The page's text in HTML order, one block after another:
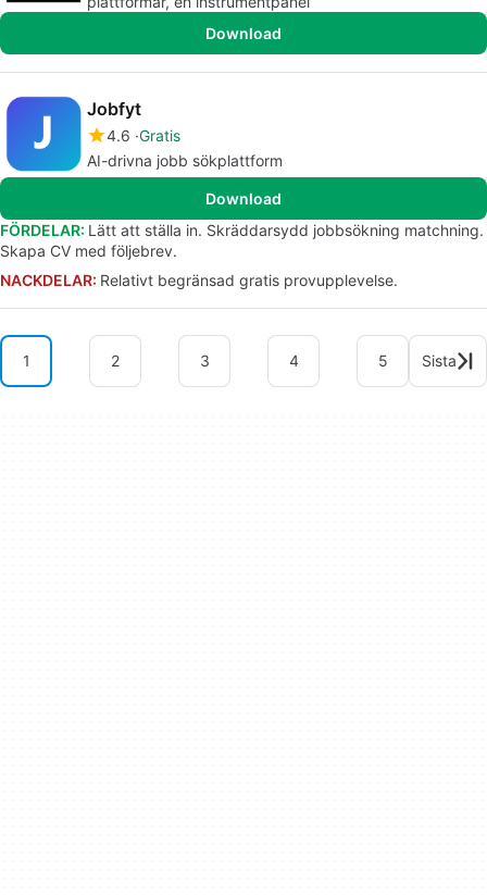
Download
Jobfyt
4.6 Gratis
AI-drivna jobb sökplattform
Download
FÖRDELAR: Lätt att ställa in. Skräddarsydd jobbsökning matchning.
Skapa CV med följebrev.
NACKDELAR: Relativt begränsad gratis provupplevelse.
1 2 3 4 5 Sista